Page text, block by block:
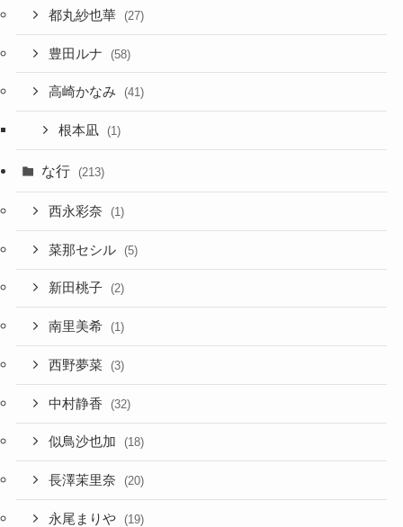
都丸紗也華 (27)
豊田ルナ (58)
高崎かなみ (41)
根本凪 (1)
な行 (213)
西永彩奈 (1)
菜那セシル (5)
新田桃子 (2)
南里美希 (1)
西野夢菜 (3)
中村静香 (32)
似鳥沙也加 (18)
長澤茉里奈 (20)
永尾まりや (19)